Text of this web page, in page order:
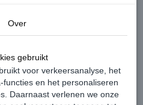
Over
gebruikt
voor verkeersanalyse, het
en het personaliseren
Daarnaast verlenen we onze